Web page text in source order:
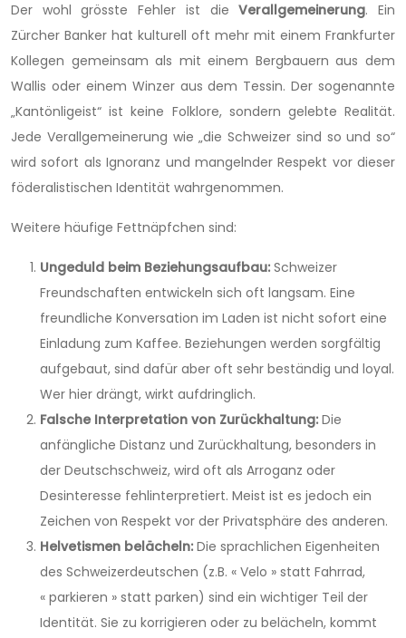
Der wohl grösste Fehler ist dieVerallgemeinerung. Ein
Zürcher Banker hat kulturell oft mehr mit einem Frankfurter
Kollegen gemeinsam als mit einem Bergbauern aus dem
Wallis oder einem Winzer aus dem Tessin. Der sogenannte
„Kantönligeist“ ist keine Folklore, sondern gelebte Realität.
Jede Verallgemeinerung wie „die Schweizer sind so und so“
wird sofort als Ignoranz und mangelnder Respekt vor dieser
föderalistischen Identität wahrgenommen.
Weitere häufige Fettnäpfchen sind:
Ungeduld beim Beziehungsaufbau: Schweizer
Freundschaften entwickeln sich oft langsam. Eine
freundliche Konversation im Laden ist nicht sofort eine
Einladung zum Kaffee. Beziehungen werden sorgfältig
aufgebaut, sind dafür aber oft sehr beständig und loyal.
Wer hier drängt, wirkt aufdringlich.
Falsche Interpretation von Zurückhaltung: Die
anfängliche Distanz und Zurückhaltung, besonders in
der Deutschschweiz, wird oft als Arroganz oder
Desinteresse fehlinterpretiert. Meist ist es jedoch ein
Zeichen von Respekt vor der Privatsphäre des anderen.
Helvetismen belächeln: Die sprachlichen Eigenheiten
des Schweizerdeutschen (z.B. « Velo » statt Fahrrad,
« parkieren » statt parken) sind ein wichtiger Teil der
Identität. Sie zu korrigieren oder zu belächeln, kommt